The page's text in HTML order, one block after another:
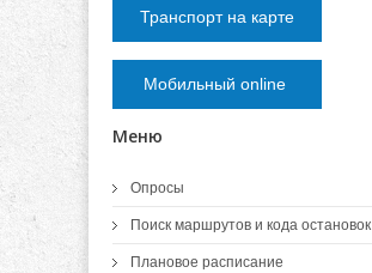
Транспорт на карте
Мобильный online
Меню
Опросы
Поиск маршрутов и кода остановок
Плановое расписание